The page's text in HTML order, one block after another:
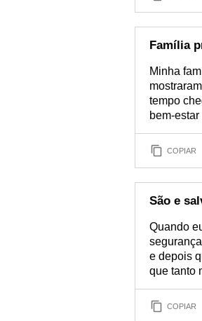
Família
Minha
tempo
bem-
COPIAR
São e
Quando
e depois
que tanto
COPIAR